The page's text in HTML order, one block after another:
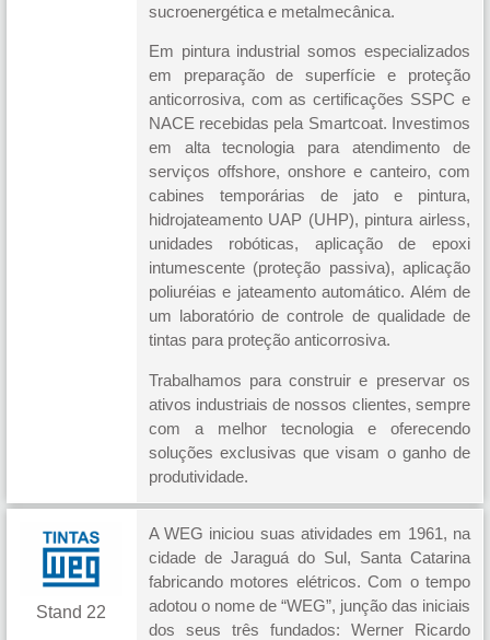
sucroenergética e metalmecânica.
Em pintura industrial somos especializados
em preparação de superfície e proteção
anticorrosiva, com as certificações SSPC e
NACE recebidas pela Smartcoat. Investimos
em alta tecnologia para atendimento de
serviços offshore, onshore e canteiro, com
cabines temporárias de jato e pintura,
hidrojateamento UAP (UHP), pintura airless,
unidades robóticas, aplicação de epoxi
intumescente (proteção passiva), aplicação
poliuréias e jateamento automático. Além de
um laboratório de controle de qualidade de
tintas para proteção anticorrosiva.
Trabalhamos para construir e preservar os
ativos industriais de nossos clientes, sempre
com a melhor tecnologia e oferecendo
soluções exclusivas que visam o ganho de
produtividade.
Stand 22
A WEG iniciou suas atividades em 1961, na
cidade de Jaraguá do Sul, Santa Catarina
fabricando motores elétricos. Com o tempo
adotou o nome de “WEG”, junção das iniciais
dos seus três fundados: Werner Ricardo